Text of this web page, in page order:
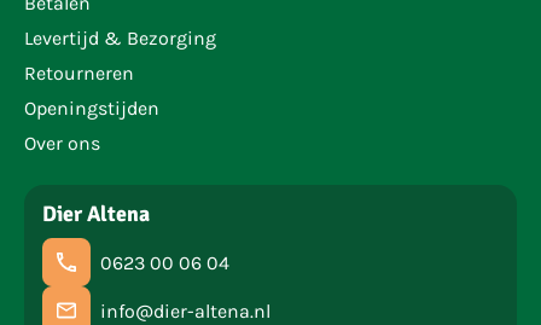
Levertijd & Bezorging
Retourneren
Openingstijden
Over ons
Dier Altena
0623 00 06 04
info@dier-altena.nl